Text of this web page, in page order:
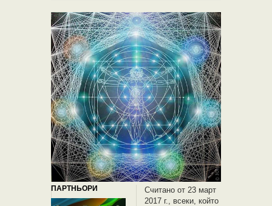
ПАРТНЬОРИ
Считано от 23 март
2017 г., всеки, който